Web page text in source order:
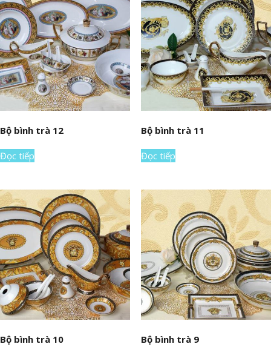
Bộ bình trà 12
Đọc tiếp
Bộ bình trà 11
Đọc tiếp
Bộ bình trà 10 Bộ bình trà 9